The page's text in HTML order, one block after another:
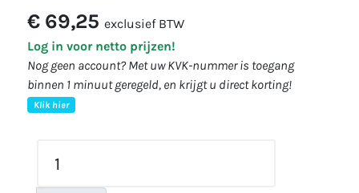
€ 69,25 exclusief BTW
Log in voor netto prijzen!
Nog geen account? Met uw KVK-nummer is toegang
binnen 1 minuut geregeld, en krijgt u direct korting!
Klik hier